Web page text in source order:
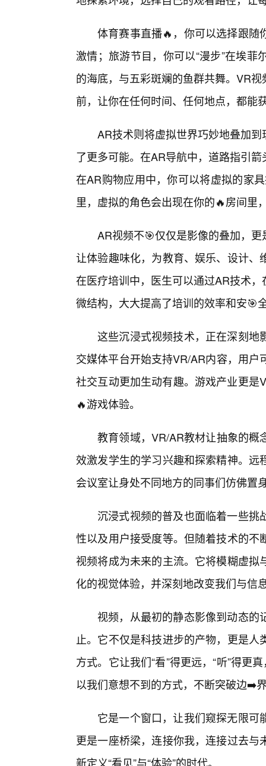
体育赛事直播🔥，你可以选择跟随
激情；旅游节目，你可以“漫步”在埃
的海底，与五彩斑斓的鱼群共舞。VR
前，让你在任何时间、任何地点，都能
AR技术则将虚拟世界巧妙地叠加
了更多可能。在AR导航中，道路指引
在AR购物应用中，你可以将虚拟的家
里，虚拟的角色会出现在你的🔥房间里
AR视频不🎯仅仅是影像的叠加，
让体验趣味化，为教育、娱乐、设计
在医疗培训中，医生可以通过AR技术
微结构，大大提高了培训的效率和安🎯
这些沉浸式视频技术，正在深刻地
交媒体平台开始支持VR/AR内容，用
社交互动更加生动有趣。游戏产业更
🔥游戏体验。
教育领域，VR/AR教材让抽象的
效激发学生的学习兴趣和探索精神。
会议室让身处不同地方的同事们仿佛置
沉浸式视频的普及也面临着一些
性以及用户接受度等。但随着技术的
视频将成为未来的主流。它将模糊虚
化的视觉体验，并深刻地改变我们与信
视频，从最初的静态影像到动态
止。它不仅是科技进步的产物，更是
方式。它让我们“看”得更远，“听”得更
以我们意想不到的方式，不断突破边➡️
它是一个窗口，让我们窥探无限
更是一座桥梁，连接你我，连接过去
新定义“看见”与“体验”的时代。